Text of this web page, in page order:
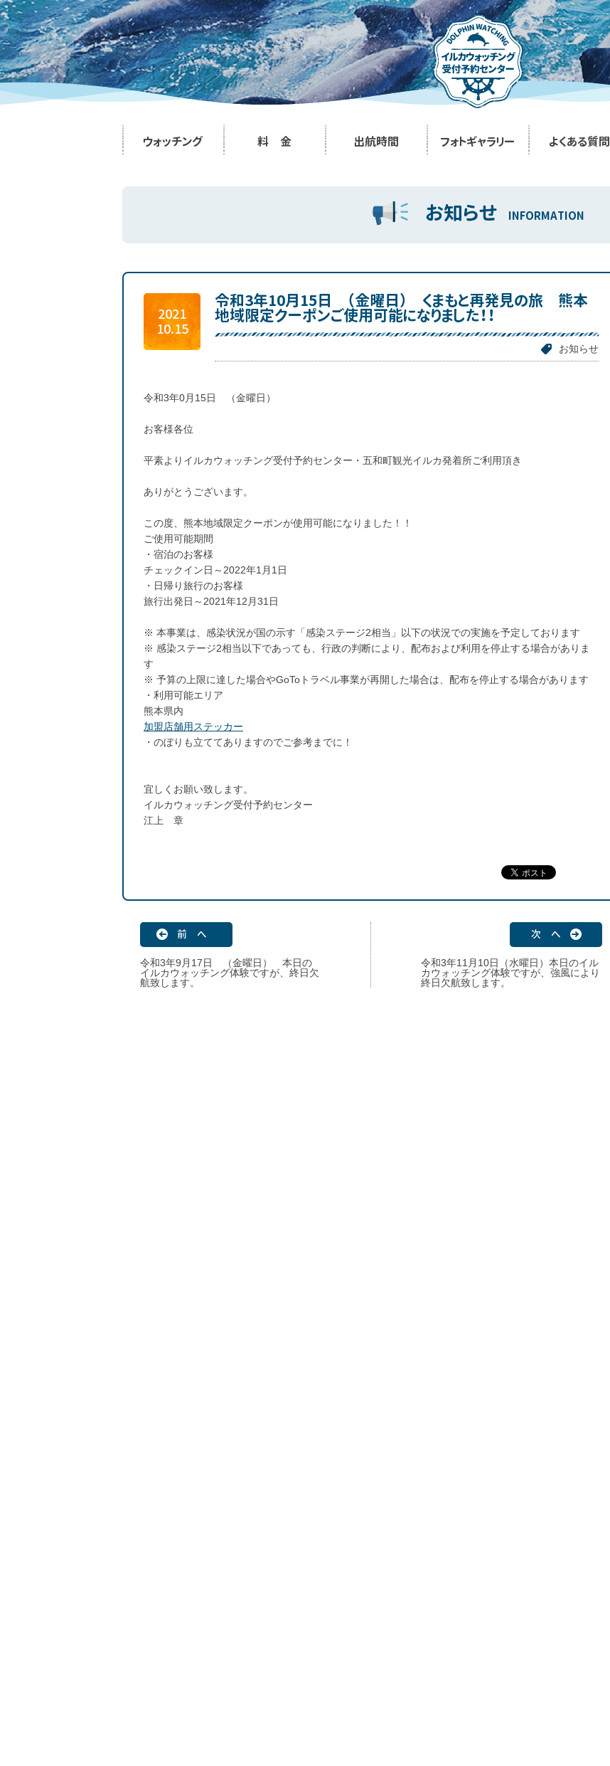
ウォッチング 料 金 出航時間 フォトギャラリー よくある質問
お知らせ INFORMATION
2021
10.15
令和3年10月15日 （金曜日） くまもと再発見の旅 熊本
地域限定クーポンご使用可能になりました！！
お知らせ
令和3年0月15日 （金曜日）
お客様各位
平素よりイルカウォッチング受付予約センター・五和町観光イルカ発着所ご利用頂き
ありがとうございます。
この度、熊本地域限定クーポンが使用可能になりました！！
ご使用可能期間
・宿泊のお客様
チェックイン日～2022年1月1日
・日帰り旅行のお客様
旅行出発日～2021年12月31日
※ 本事業は、感染状況が国の示す「感染ステージ2相当」以下の状況での実施を予定しております
※ 感染ステージ2相当以下であっても、行政の判断により、配布および利用を停止する場合がありま
す
※ 予算の上限に達した場合やGoToトラベル事業が再開した場合は、配布を停止する場合があります
・利用可能エリア
熊本県内
加盟店舗用ステッカー
・のぼりも立ててありますのでご参考までに！
宜しくお願い致します。
イルカウォッチング受付予約センター
江上 章
前 へ
令和3年9月17日 （金曜日） 本日の
イルカウォッチング体験ですが、終日欠
航致します。
次 へ
令和3年11月10日（水曜日）本日のイル
カウォッチング体験ですが、強風により
終日欠航致します。